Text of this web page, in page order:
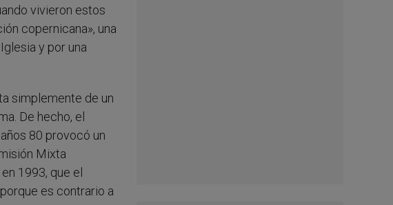
vivieron estos
copernicana», una
y por una
simplemente de un
De hecho, el
80 provocó un
Mixta
1993, que el
es contrario a